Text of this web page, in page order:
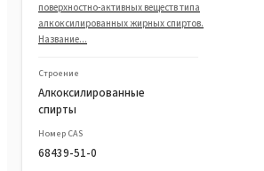
поверхностно-активных веществ типа
алкоксилированных жирных спиртов.
Название...
Строение
Алкоксилированные
спирты
Номер CAS
68439-51-0